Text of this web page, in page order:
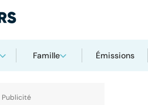
Famille Émissions